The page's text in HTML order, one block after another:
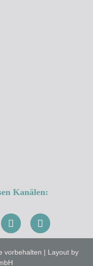
Kanälen:
vorbehalten | Layout by